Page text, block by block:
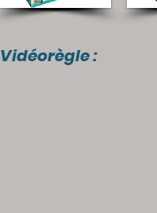
Vidéorègle :